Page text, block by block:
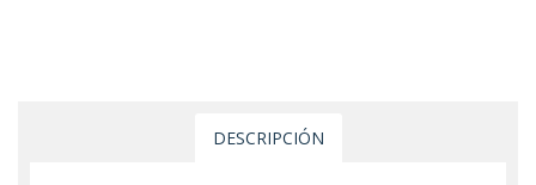
DESCRIPCIÓN